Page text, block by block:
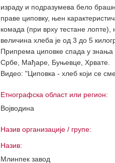
израду и подразумева бело
праве циповку, њен
комада (при врху тестане
величина хлеба је од 3 до 5
Припрема циповке спада у знања
Србе, Мађаре, Буњевце, Хрвате.
Видео: "Циповка - хлеб који се
Етнографска област или регион:
Војводина
Назив организације / групе:
Назив:
Млинпек завод